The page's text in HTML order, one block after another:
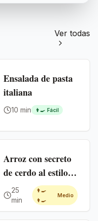
Ver todas
Ensalada de pasta
italiana
10 min 👨‍🍳 Fácil
Arroz con secreto
de cerdo al estilo
paella
25
min
👨‍🍳
👨‍🍳
Medio